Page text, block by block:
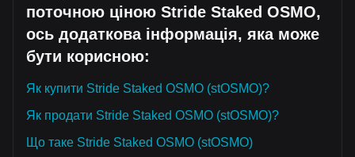
поточною ціною Stride Staked OSMO,
ось додаткова інформація, яка може
бути корисною:
Як купити Stride Staked OSMO (stOSMO)?
Як продати Stride Staked OSMO (stOSMO)?
Що таке Stride Staked OSMO (stOSMO)